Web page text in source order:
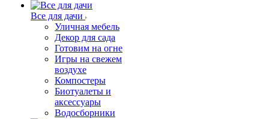
Все для дачи
Уличная мебель
Декор для сада
Готовим на огне
Игры на свежем
воздухе
Компостеры
Биотуалеты и
аксессуары
Водосборники